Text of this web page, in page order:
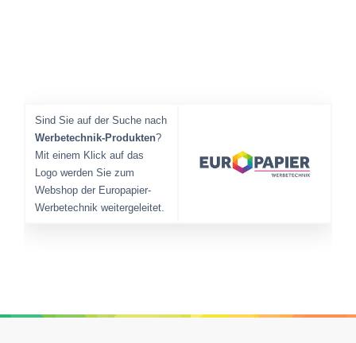
Sind Sie auf der Suche nach
Werbetechnik-Produkten?
Mit einem Klick auf das
Logo werden Sie zum
Webshop der Europapier-
Werbetechnik weitergeleitet.